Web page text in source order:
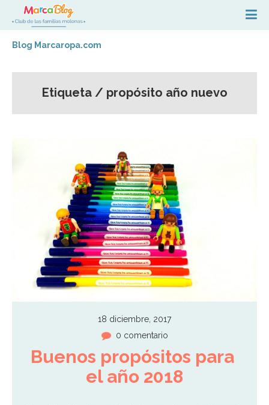
Blog Marcaropa.com
Etiqueta / propósito año nuevo
18 diciembre, 2017
0 comentario
Buenos propósitos para
el año 2018